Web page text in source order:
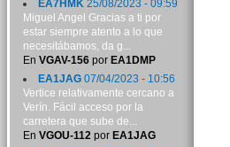
EA7HMK 25/08/2023 - 09:59
Miguel Angel Gracias a ti por
estar siempre atento a lo que
necesitábamos, da g...
En VGAV-156por EA1DMP
EA1JAG07/04/2023 - 10:56
Vertice relativamente cercano a
Verín. Fácil acceso por la
carretera que sube de...
En VGOU-112por EA1JAG